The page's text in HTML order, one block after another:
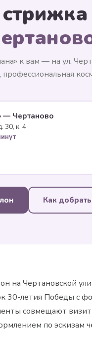
к вам — на ул.
— Чертаново
30, к. 4
Как
на Чертановской
30-летия Победы с
совмещают
по эскизам